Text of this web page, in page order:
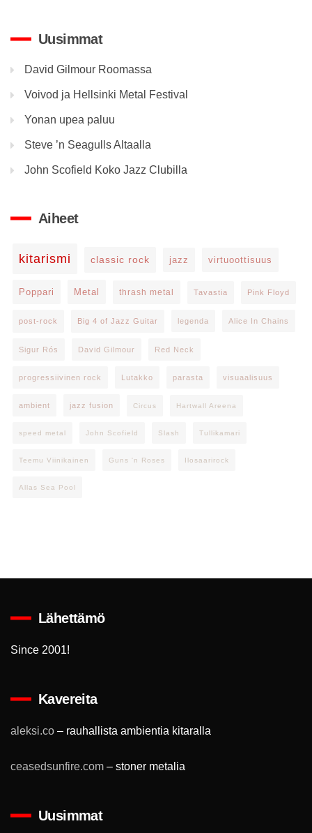
Uusimmat
David Gilmour Roomassa
Voivod ja Hellsinki Metal Festival
Yonan upea paluu
Steve ’n Seagulls Altaalla
John Scofield Koko Jazz Clubilla
Aiheet
kitarismi classic rock jazz virtuoottisuus
Poppari Metal thrash metal Tavastia Pink Floyd
post-rock Big 4 of Jazz Guitar legenda Alice In Chains
Sigur Rós David Gilmour Red Neck
progressiivinen rock Lutakko parasta visuaalisuus
ambient jazz fusion Circus Hartwall Areena
speed metal John Scofield Slash Tullikamari
Teemu Viinikainen Guns 'n Roses Ilosaarirock
Allas Sea Pool
Lähettämö
Since 2001!
Kavereita
aleksi.co – rauhallista ambientia kitaralla
ceasedsunfire.com – stoner metalia
Uusimmat